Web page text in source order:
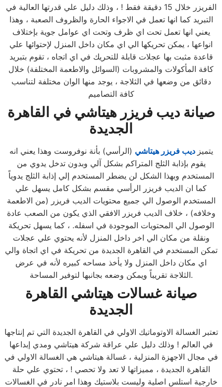
الفريزر خلال 15 دقيقة فقط ! ، وذلك دليل علي قدرتها العالية في
التبريد كما انها تعمل في الاجواء الحارة والظروف الصعبة ، وهذا
يعني انها تعمل تحت اي ظرف وتحت اي عوامل جوية بإختلاف
انواعها ، يمكن تحريكها الي اي مكان داخل المنزل لإحتوائها علي
قاعدة مثبت بها عجلات قابلة للتحريك في اي اتجاه ، تقوم بتبريد
كافة المأكولات والمشروبات (السوائل والاطعمة المختلفة) خلال
دقائق من وضعها في الثلاجة ، يوجد منها الوان مختلفة لتناسب
كافة التصاميم
صيانة ديب فريزر هيتاشي في القاهرة
الجديدة
يتميز ديب فريزر هيتاشي (الرأسي) بأنة نوفروست وهذا يعني انه
يقوم بإذابة الثلج المتراكم بشكل آلي وبدون تدخل يدوي من
المستخدم وبهذا الشكل لن يضطر المستخدم إلي إذابة الثلج يدوياً
كما ان الديب فريزر الرأسي مقسم بشكل كامل يسهل علي
المستخدم الوصول الي جميع محتويات الديب فريزر (من الاطعمة
وخلافه) ، خلاف الديب فريزر الافقي الذي يكون من الصعب عادة
الوصول الي المحتويات الموجودة في اسفله. ، كما يسهل تحريكة
ونقلة من مكان الي اخر داخل المنزل لأنه يحتوي علي عجلات
تمكن المستخدم في القاهرة الجديدة من تحريكة في اي اتجاة والي
اي مكان داخل المنزل ولا يأخذ مساحه كبيره لأنه في عرض
الثلاجة تقريباً ويمكن وضعه بجانبها لتوفير المساحة.
صيانة غسالات هيتاشي القاهرة
الجديدة
تعتبر الغسالة الاوتوماتيك الاولي في القاهرة الجديدة التي تم إنتاجها
في العالم ! وذلك دليل علي عراقة شركة هيتاشي ومدي إبداعها
في مجال الاجهزة المنزلية ، غسالة هيتاشي هي الغسالة الاولي في
القاهرة الجديدة ، مميزاتها لا تعد ولا تحصي ! ، تحتوي علي حلة
خارجية استلس اصلية وليست بلاستيك وهذا امر نادر في الغسالات